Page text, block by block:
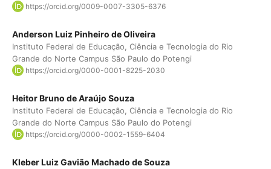
https://orcid.org/0009-0007-3305-6376
Anderson Luiz Pinheiro de Oliveira
Instituto Federal de Educação, Ciência e Tecnologia do Rio
Grande do Norte Campus São Paulo do Potengi
https://orcid.org/0000-0001-8225-2030
Heitor Bruno de Araújo Souza
Instituto Federal de Educação, Ciência e Tecnologia do Rio
Grande do Norte Campus São Paulo do Potengi
https://orcid.org/0000-0002-1559-6404
Kleber Luiz Gavião Machado de Souza